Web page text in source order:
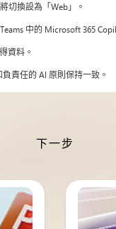
切換設為「Web」。
中的 Microsoft 365
資料。
責任的 AI 原則保持一致。
下一步